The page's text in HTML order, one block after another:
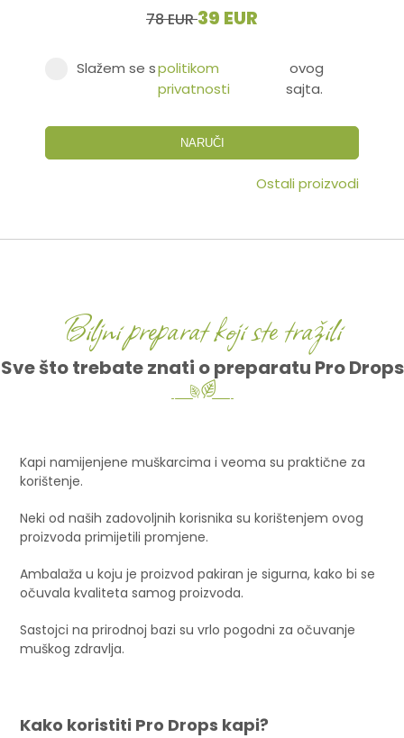
78 EUR39 EUR
Slažem se spolitikom
privatnosti
ovog
sajta.
NARUČI
Ostali proizvodi
Biljni preparat koji ste tražili
Sve što trebate znati o preparatu Pro Drops
Kapi namijenjene muškarcima i veoma su praktične za
korištenje.
Neki od naših zadovoljnih korisnika su korištenjem ovog
proizvoda primijetili promjene.
Ambalaža u koju je proizvod pakiran je sigurna, kako bi se
očuvala kvaliteta samog proizvoda.
Sastojci na prirodnoj bazi su vrlo pogodni za očuvanje
muškog zdravlja.
Kako koristiti Pro Drops kapi?